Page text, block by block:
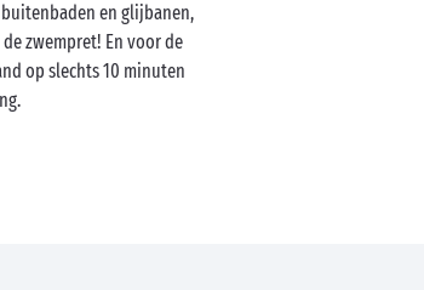
en glijbanen,
zwempret! En voor de
op slechts 10 minuten